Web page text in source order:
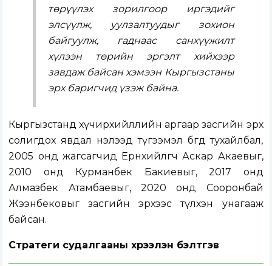
төрүүлэх зорилгоор иргэдийг
элсүүлж, уулзалтуудыг зохион
байгуулж, гаднаас санхүүжилт
хүлээн төрийн эргэлт хийхээр
завдаж байсан хэмээн Кыргызстаны
эрх баригчид үзэж байна.
Кыргызстанд хүчирхийллийн аргаар засгийн эрх
солигдох явдал нэлээд түгээмэл бөгөөд тухайлбал,
2005 онд жагсагчид Ерөнхийлөгч Аскар Акаевыг,
2010 онд Курманбек Бакиевыг, 2017 онд
Алмазбек Атамбаевыг, 2020 онд Сооронбай
Жээнбековыг засгийн эрхээс түлхэн унагааж
байсан.
Стратеги судалгааны хүрээлэн бэлтгэв